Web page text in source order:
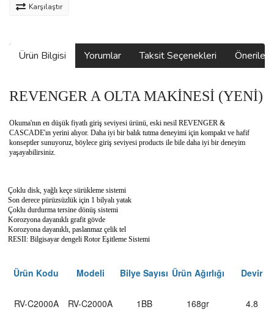
Karşılaştır
Ürün Bilgisi Yorumlar Taksit Seçenekleri
REVENGER A OLTA MAKİNESİ (YENİ)
Okuma'nın en düşük fiyatlı giriş seviyesi ürünü, eski nesil REVENGER &
CASCADE'ın yerini alıyor. Daha iyi bir balık tutma deneyimi için kompakt ve hafif
konseptler sunuyoruz, böylece giriş seviyesi products ile bile daha iyi bir deneyim
yaşayabilirsiniz.
Çoklu disk, yağlı keçe sürükleme sistemi
Son derece pürüzsüzlük için 1 bilyalı yatak
Çoklu durdurma tersine dönüş sistemi
Korozyona dayanıklı grafit gövde
Korozyona dayanıklı, paslanmaz çelik tel
RESII: Bilgisayar dengeli Rotor Eşitleme Sistemi
Ürün Kodu Modeli Bilye Sayısı Ürün Ağırlığı Devir
RV-C2000A RV-C2000A 1BB 168gr 4.8